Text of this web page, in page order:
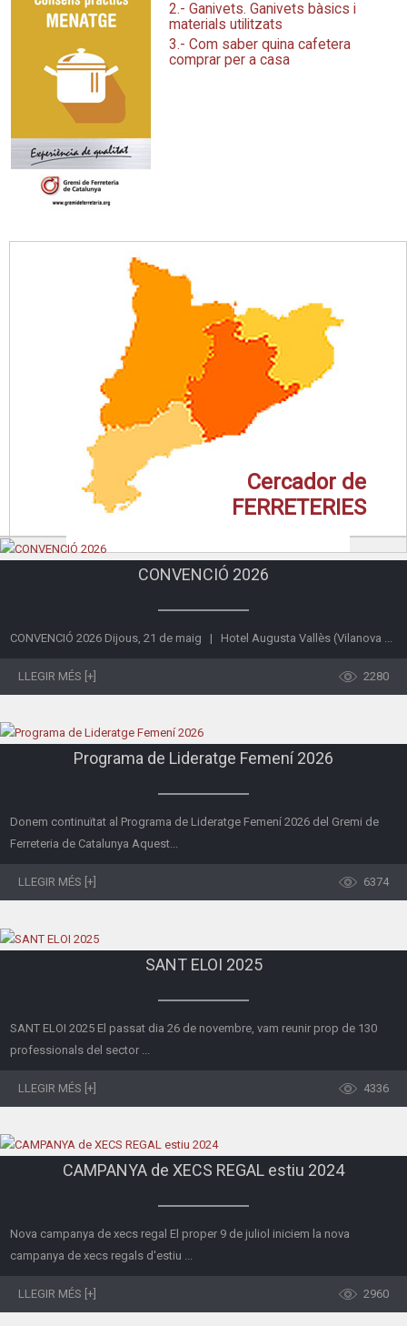
2.- Ganivets. Ganivets bàsics i
materials utilitzats
3.- Com saber quina cafetera
comprar per a casa
Cercador de
FERRETERIES
CONVENCIÓ 2026
CONVENCIÓ 2026 Dijous, 21 de maig | Hotel Augusta Vallès (Vilanova ...
LLEGIR MÉS [+] 2280
Programa de Lideratge Femení 2026
Donem continuïtat al Programa de Lideratge Femení 2026 del Gremi de
Ferreteria de Catalunya Aquest...
LLEGIR MÉS [+] 6374
SANT ELOI 2025
SANT ELOI 2025 El passat dia 26 de novembre, vam reunir prop de 130
professionals del sector ...
LLEGIR MÉS [+] 4336
CAMPANYA de XECS REGAL estiu 2024
Nova campanya de xecs regal El proper 9 de juliol iniciem la nova
campanya de xecs regals d'estiu ...
LLEGIR MÉS [+] 2960